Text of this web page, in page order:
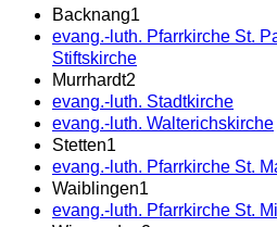
Backnang1
evang.-luth. Pfarrkirche St.
Stiftskirche
Murrhardt2
evang.-luth. Stadtkirche
evang.-luth. Walterichskirche
Stetten1
evang.-luth. Pfarrkirche St.
Waiblingen1
evang.-luth. Pfarrkirche St.